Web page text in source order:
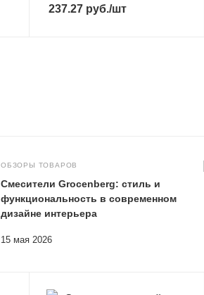
237.27 руб./шт
ОБЗОРЫ ТОВАРОВ
15 мая 2026
Смесители Grocenberg: стиль и
функциональность в современном
дизайне интерьера